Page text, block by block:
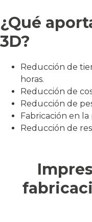
¿Qué
3D?
Reducción de
horas.
Reducción de
Reducción de
Fabricación en
Reducción de